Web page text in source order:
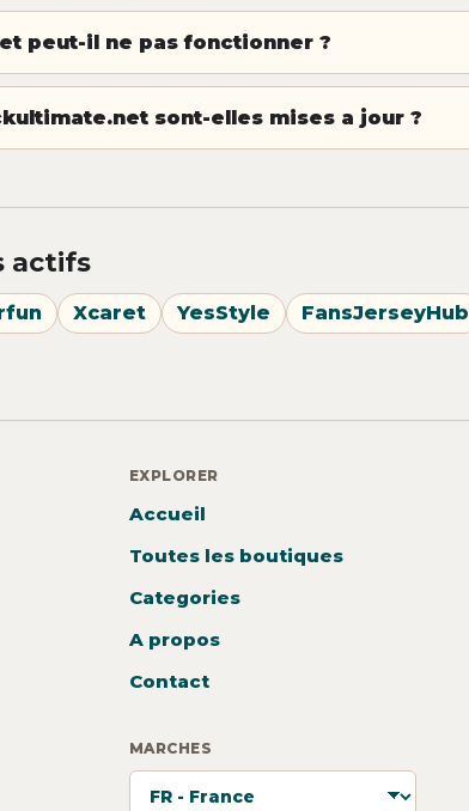
peut-il ne pas fonctionner ?
sont-elles mises a jour ?
actifs
Xcaret YesStyle FansJerseyHub
EXPLORER
Accueil
Toutes les boutiques
Categories
A propos
Contact
MARCHES